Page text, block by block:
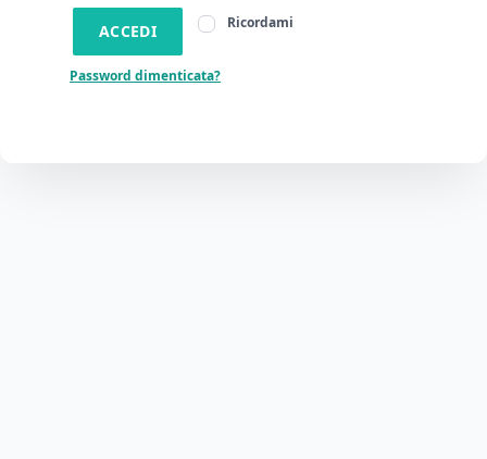
Ricordami
ACCEDI
Password dimenticata?